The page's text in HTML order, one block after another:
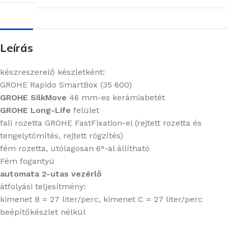
Leírás
készreszerelő készletként:
GROHE Rapido SmartBox (35 600)
GROHE SilkMove 46 mm-es kerámiabetét
GROHE Long-Life felület
fali rozetta GROHE FastFixation-el (rejtett rozetta és
tengelytömítés, rejtett rögzítés)
fém rozetta, utólagosan 6°-al állítható
Fém fogantyú
automata 2-utas vezérlő
átfolyási teljesítmény:
kimenet B = 27 liter/perc, kimenet C = 27 liter/perc
beépítőkészlet nélkül